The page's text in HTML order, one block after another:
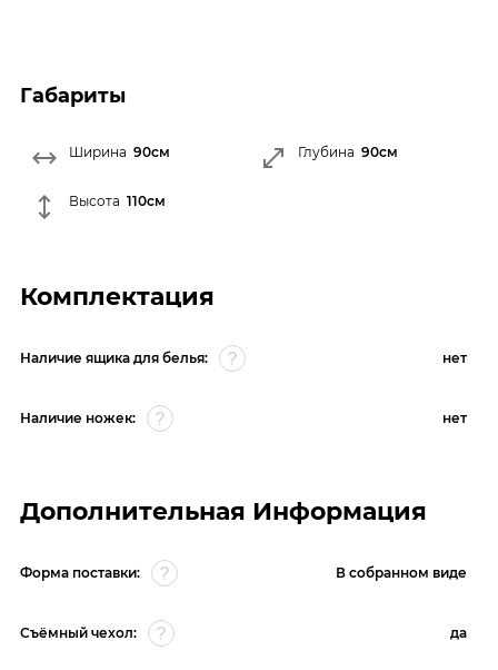
Габариты
Ширина 90см Глубина 90см
Высота 110см
Комплектация
Наличие ящика для белья: нет
Наличие ножек: нет
Дополнительная Информация
Форма поставки: В собранном виде
Съёмный чехол: да